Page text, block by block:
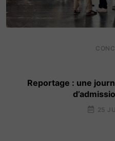
Reportage : une
25